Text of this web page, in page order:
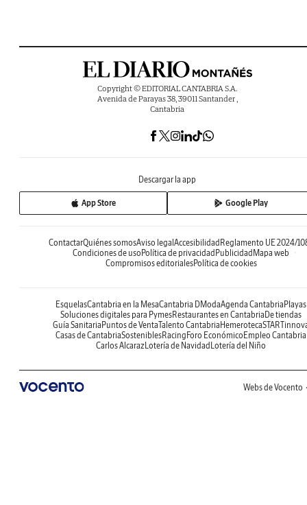
Copyright © EDITORIAL CANTABRIA S.A.
Avenida de Parayas 38, 39011 Santander ,
Cantabria
Descargar la app
App Store Google Play
ContactarQuiénes somosAviso legalAccesibilidadReglamento UE 2024/
Condiciones de usoPolítica de privacidadPublicidadMapa web
Compromisos editorialesPolítica de cookies
EsquelasCantabria en la MesaCantabria DModaAgenda CantabriaPlayas
Soluciones digitales para PymesRestaurantes en CantabriaDe tiendas
Guía SanitariaPuntos de VentaTalento CantabriaHemeroteca
Casas de CantabriaSosteniblesRacingForo EconómicoEmpleo Cantabria
Carlos AlcarazLotería de NavidadLotería del Niño
Webs de Vocento